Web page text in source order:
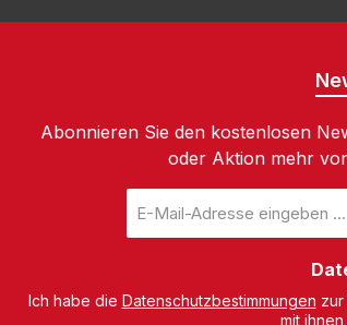
Abonnieren Sie den kostenlosen
oder Aktion mehr
Mail-
Adresse
Ich habe die Datenschutzbestimmungen
mit